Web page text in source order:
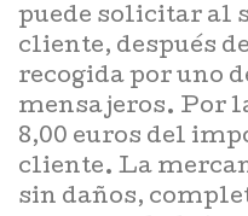
puede solicitar al
cliente, después
recogida por uno
mensajeros. Por
8,00 euros del
cliente. La
sin daños,